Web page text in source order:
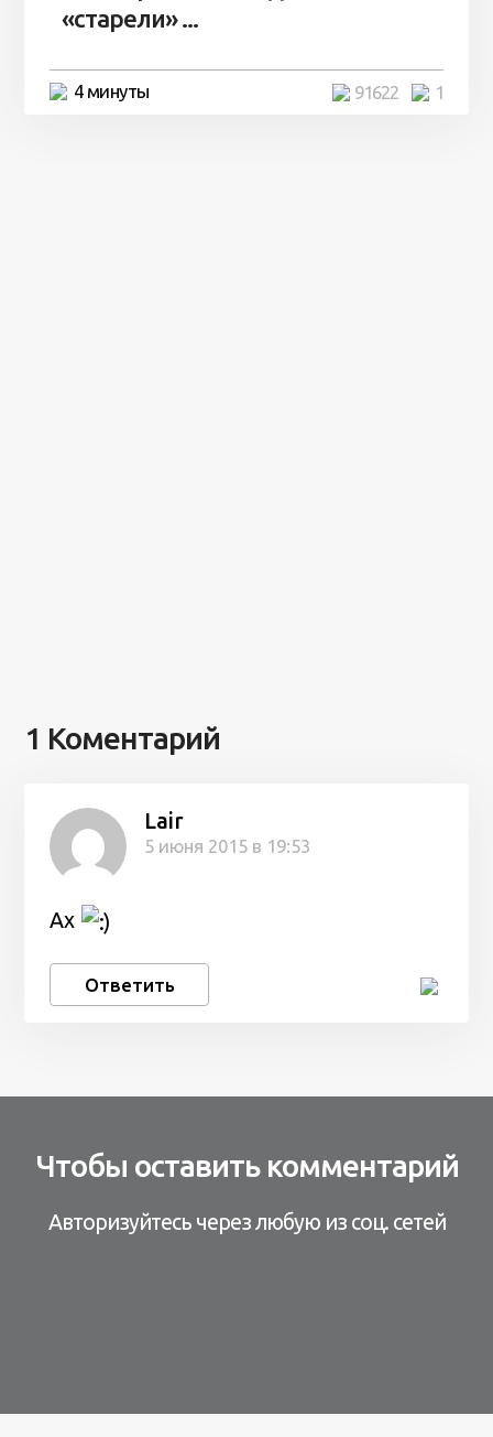
«старели» ...
4 минуты 1
91622
1 Коментарий
Lair
5 июня 2015 в 19:53
Ах
Ответить
Чтобы оставить комментарий
Авторизуйтесь через любую из соц. сетей